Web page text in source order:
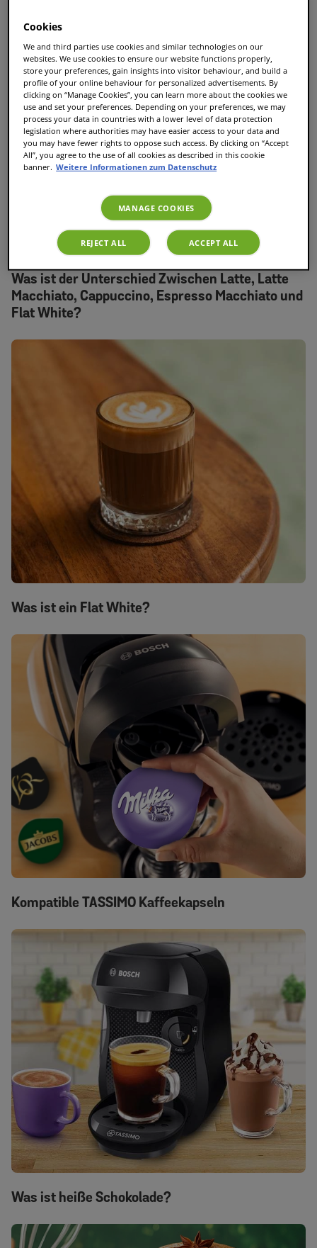
Was ist der Unterschied Zwischen Latte, Latte
Macchiato, Cappuccino, Espresso Macchiato und
Flat White?
Was ist ein Flat White?
Kompatible TASSIMO Kaffeekapseln
Was ist heiße Schokolade?
Cookies
We and third parties use cookies and similar technologies on our
websites. We use cookies to ensure our website functions properly,
store your preferences, gain insights into visitor behaviour, and build a
profile of your online behaviour for personalized advertisements. By
clicking on “Manage Cookies”, you can learn more about the cookies we
use and set your preferences. Depending on your preferences, we may
process your data in countries with a lower level of data protection
legislation where authorities may have easier access to your data and
you may have fewer rights to oppose such access. By clicking on “Accept
All”, you agree to the use of all cookies as described in this cookie
banner. Weitere Informationen zum Datenschutz
MANAGE COOKIES
REJECT ALL ACCEPT ALL